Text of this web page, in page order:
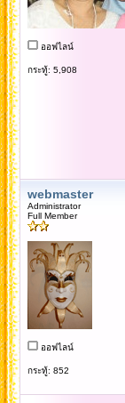
ออฟไลน์
กระทู้: 5,908
webmaster
Administrator
Full Member
ออฟไลน์
กระทู้: 852